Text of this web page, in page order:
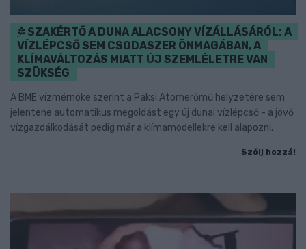
SZAKÉRTŐ A DUNA ALACSONY VÍZÁLLÁSÁRÓL: A
VÍZLÉPCSŐ SEM CSODASZER ÖNMAGÁBAN, A
KLÍMAVÁLTOZÁS MIATT ÚJ SZEMLÉLETRE VAN
SZÜKSÉG
A BME vízmérnöke szerint a Paksi Atomerőmű helyzetére sem
jelentene automatikus megoldást egy új dunai vízlépcső - a jövő
vízgazdálkodását pedig már a klímamodellekre kell alapozni.
Szólj hozzá!